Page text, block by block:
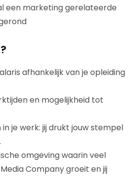
een marketing gerelateerde
afhankelijk van je opleiding
en mogelijkheid tot
je werk: jij drukt jouw stempel
omgeving waarin veel
Company groeit en jij